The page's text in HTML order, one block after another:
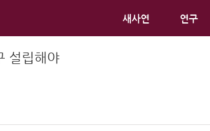
새사연 연구
설립해야